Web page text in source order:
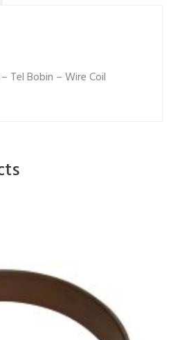
Tel Bobin – Wire Coil